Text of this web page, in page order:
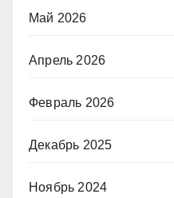
Май 2026
Апрель 2026
Февраль 2026
Декабрь 2025
Ноябрь 2024